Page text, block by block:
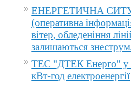
ЕНЕРГЕТИЧНА
(оперативна
вітер, обледеніння
залишаються
ТЕС "ДТЕК Енерго" у
кВт-год електроенергії